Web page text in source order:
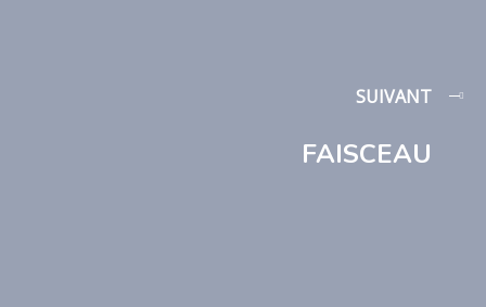
SUIVANT
FAISCEAU